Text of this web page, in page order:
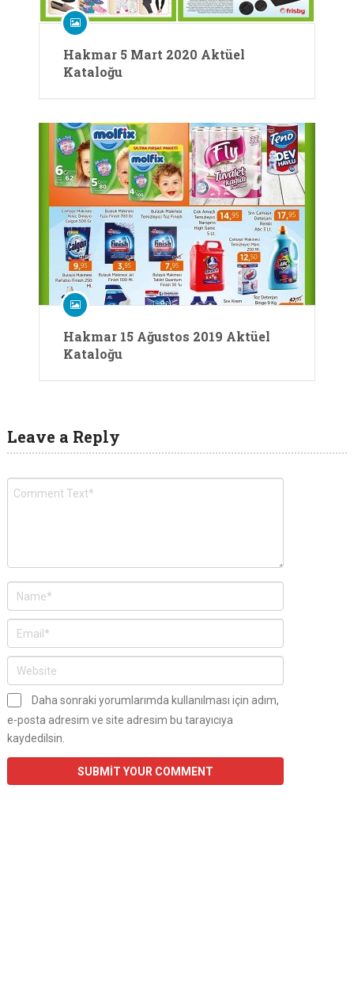
Hakmar 5 Mart 2020 Aktüel
Kataloğu
Hakmar 15 Ağustos 2019 Aktüel
Kataloğu
Leave a Reply
Daha sonraki yorumlarımda kullanılması için adım,
e-posta adresim ve site adresim bu tarayıcıya
kaydedilsin.